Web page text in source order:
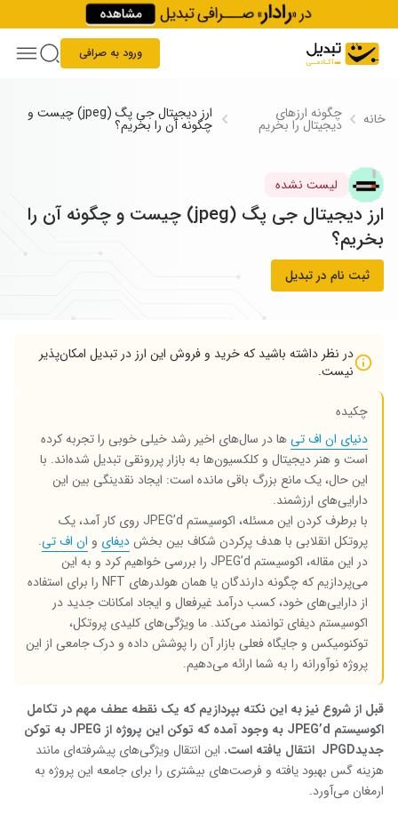
Skip to content
ورود به صرافی
خانه چگونه ارز‌های
دیجیتال را بخریم
ارز دیجیتال جی پگ (jpeg) چیست و
چگونه آن را بخریم؟
لیست نشده
ارز دیجیتال جی پگ (jpeg) چیست و چگونه آن را
بخریم؟
ثبت نام در تبدیل
در نظر داشته باشید که خرید و فروش این ارز در تبدیل امکان‌پذیر
نیست.
چکیده
دنیای ان اف تیها در سال‌های اخیر رشد خیلی خوبی را تجربه کرده
است و هنر دیجیتال و کلکسیون‌ها به بازار پررونقی تبدیل شده‌اند. با
این حال، یک مانع بزرگ باقی مانده است: ایجاد نقدینگی بین این
دارایی‌های ارزشمند.
با برطرف کردن این مسئله، اکوسیستم JPEG’d روی کار آمد، یک
پروتکل انقلابی با هدف پرکردن شکاف بین بخشدیفای و ان اف تی.
در این مقاله، اکوسیستم JPEG’d را بررسی خواهیم کرد و به این
می‌پردازیم که چگونه دارندگان یا همان هولدرهای NFT را برای استفاده
از دارایی‌های خود، کسب درآمد غیرفعال و ایجاد امکانات جدید در
اکوسیستم دیفای توانمند می‌کند. ما ویژگی‌های کلیدی پروتکل،
توکنومیکس و جایگاه فعلی بازار آن را پوشش داده و درک جامعی از این
پروژه نوآورانه را به شما ارائه می‌دهیم.
قبل از شروع نیز به این نکته بپردازیم که یک نقطه عطف مهم در تکامل
اکوسیستم
به وجود آمده که توکن این پروژه از
به توکن
جدیدJPGD انتقال یافته است. این انتقال ویژگی‌های پیشرفته‌ای مانند
هزینه گس بهبود یافته و فرصت‌های بیشتری را برای جامعه این پروژه به
ارمغان می‌آورد.